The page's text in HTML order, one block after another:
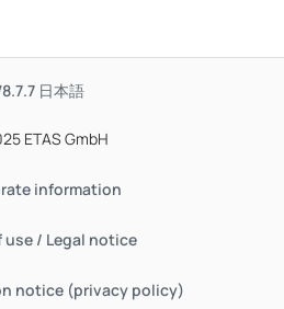
日本語
ETAS GmbH
information
use / Legal notice
notice (privacy policy)